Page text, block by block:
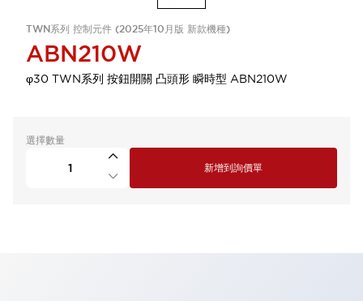
TWN系列 控制元件 (2025年10月版 新款機種)
ABN210W
φ30 TWN系列 按鈕開關 凸頭形 瞬時型 ABN210W
選擇數量
新增到詢價單